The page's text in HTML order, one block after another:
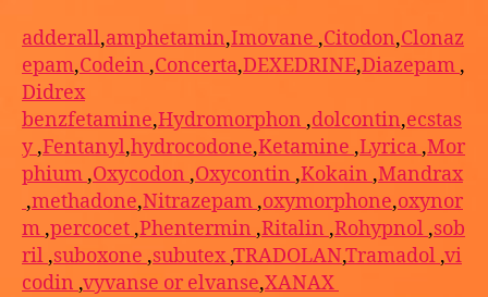
adderall,amphetamin,Imovane ,Citodon,Clonaz
epam,Codein ,Concerta,DEXEDRINE,Diazepam ,
Didrex
benzfetamine,Hydromorphon ,dolcontin,ecstas
y ,Fentanyl,hydrocodone,Ketamine ,Lyrica ,Mor
phium ,Oxycodon ,Oxycontin ,Kokain ,Mandrax
,methadone,Nitrazepam ,oxymorphone,oxynor
m ,percocet ,Phentermin ,Ritalin ,Rohypnol ,sob
ril ,suboxone ,subutex,TRADOLAN,Tramadol ,vi
codin ,vyvanse or elvanse,XANAX